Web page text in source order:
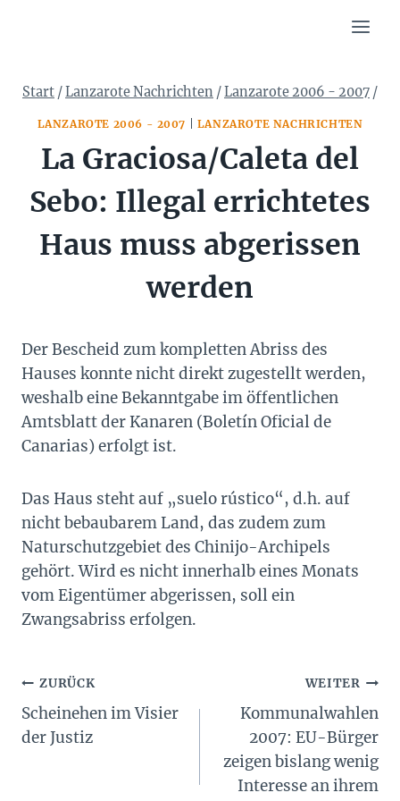
Start /Lanzarote Nachrichten /Lanzarote 2006 - 2007 /
LANZAROTE 2006 - 2007 LANZAROTE NACHRICHTEN
La Graciosa/Caleta del
Sebo: Illegal errichtetes
Haus muss abgerissen
werden
Der Bescheid zum kompletten Abriss des
Hauses konnte nicht direkt zugestellt werden,
weshalb eine Bekanntgabe im öffentlichen
Amtsblatt der Kanaren (Boletín Oficial de
Canarias) erfolgt ist.
Das Haus steht auf „suelo rústico“, d.h. auf
nicht bebaubarem Land, das zudem zum
Naturschutzgebiet des Chinijo-Archipels
gehört. Wird es nicht innerhalb eines Monats
vom Eigentümer abgerissen, soll ein
Zwangsabriss erfolgen.
Beitragsnavigation
ZURÜCK
Scheinehen im Visier
der Justiz
WEITER
Kommunalwahlen
2007: EU-Bürger
zeigen bislang wenig
Interesse an ihrem